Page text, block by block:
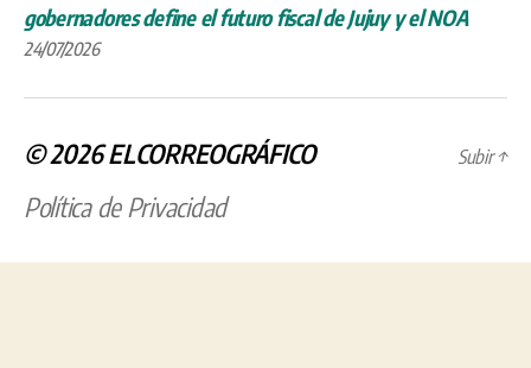
gobernadores define el futuro fiscal de Jujuy y el NOA
24/07/2026
© 2026ELCORREOGRÁFICO
Política de Privacidad
Subir↑